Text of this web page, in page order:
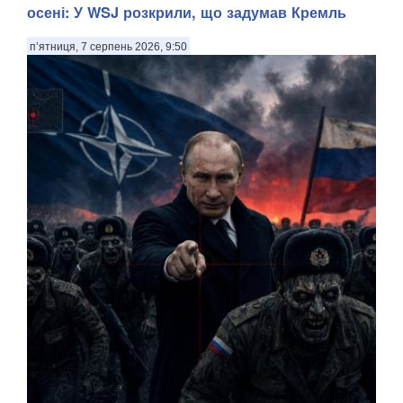
осені: У WSJ розкрили, що задумав Кремль
п’ятниця, 7 серпень 2026, 9:50